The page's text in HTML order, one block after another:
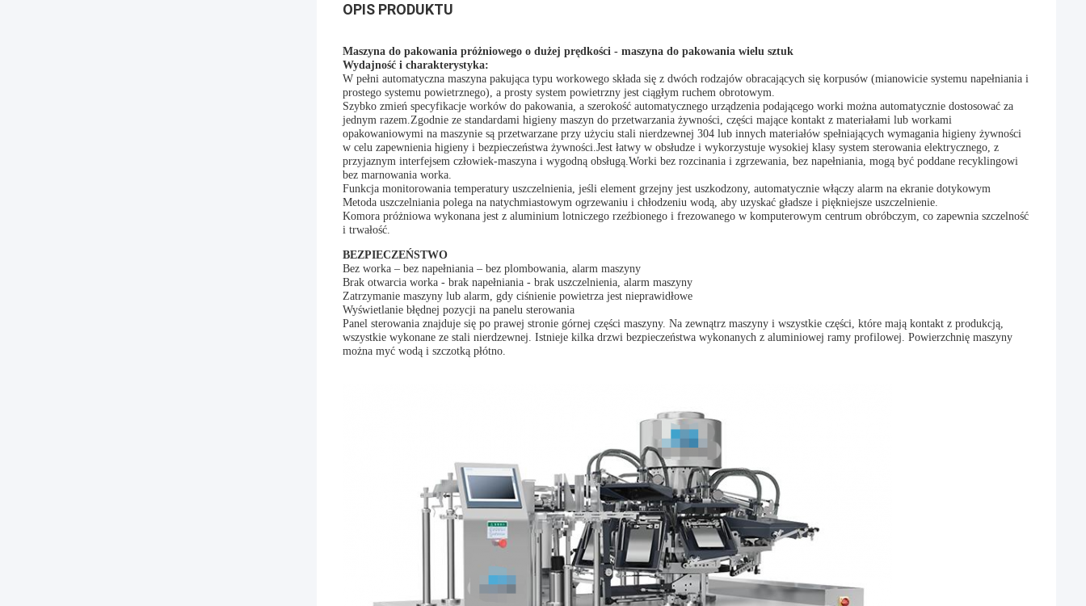
OPIS PRODUKTU
Maszyna do pakowania próżniowego o dużej prędkości - maszyna do pakowania wielu sztuk
Wydajność i charakterystyka:
W pełni automatyczna maszyna pakująca typu workowego składa się z dwóch rodzajów obracających się korpusów (mianowicie systemu napełniania i
prostego systemu powietrznego), a prosty system powietrzny jest ciągłym ruchem obrotowym.
Szybko zmień specyfikacje worków do pakowania, a szerokość automatycznego urządzenia podającego worki można automatycznie dostosować za
jednym razem.Zgodnie ze standardami higieny maszyn do przetwarzania żywności, części mające kontakt z materiałami lub workami
opakowaniowymi na maszynie są przetwarzane przy użyciu stali nierdzewnej 304 lub innych materiałów spełniających wymagania higieny żywności
w celu zapewnienia higieny i bezpieczeństwa żywności.Jest łatwy w obsłudze i wykorzystuje wysokiej klasy system sterowania elektrycznego, z
przyjaznym interfejsem człowiek-maszyna i wygodną obsługą.Worki bez rozcinania i zgrzewania, bez napełniania, mogą być poddane recyklingowi
bez marnowania worka.
Funkcja monitorowania temperatury uszczelnienia, jeśli element grzejny jest uszkodzony, automatycznie włączy alarm na ekranie dotykowym
Metoda uszczelniania polega na natychmiastowym ogrzewaniu i chłodzeniu wodą, aby uzyskać gładsze i piękniejsze uszczelnienie.
Komora próżniowa wykonana jest z aluminium lotniczego rzeźbionego i frezowanego w komputerowym centrum obróbczym, co zapewnia szczelność
i trwałość.
BEZPIECZEŃSTWO
Bez worka – bez napełniania – bez plombowania, alarm maszyny
Brak otwarcia worka - brak napełniania - brak uszczelnienia, alarm maszyny
Zatrzymanie maszyny lub alarm, gdy ciśnienie powietrza jest nieprawidłowe
Wyświetlanie błędnej pozycji na panelu sterowania
Panel sterowania znajduje się po prawej stronie górnej części maszyny. Na zewnątrz maszyny i wszystkie części, które mają kontakt z produkcją,
wszystkie wykonane ze stali nierdzewnej. Istnieje kilka drzwi bezpieczeństwa wykonanych z aluminiowej ramy profilowej. Powierzchnię maszyny
można myć wodą i szczotką płótno.